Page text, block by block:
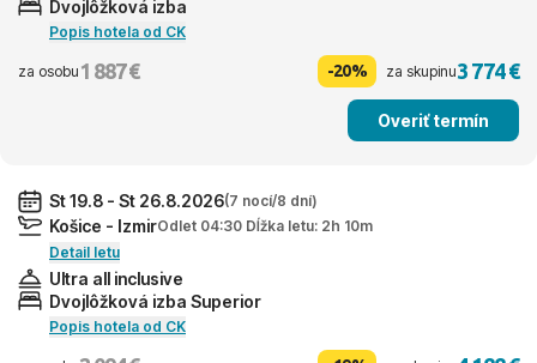
Dvojlôžková izba
Popis hotela od CK
za osobu 1 887 € -20% za skupinu3 774 €
Overiť termín
St 19.8 - St 26.8.2026(7 nocí/8 dní)
Košice - IzmirOdlet 04:30 Dĺžka letu: 2h 10m
Detail letu
Ultra all inclusive
Dvojlôžková izba Superior
Popis hotela od CK